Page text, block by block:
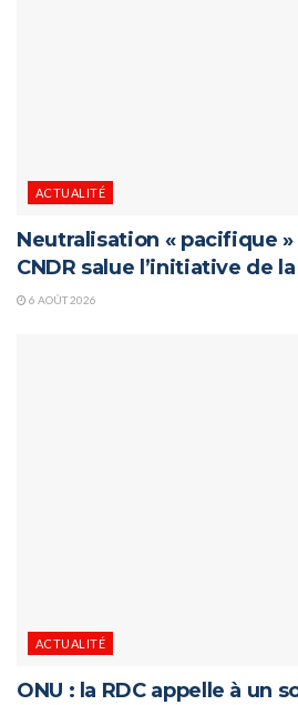
ACTUALITÉ
Neutralisation « pacifique »
CNDR salue l’initiative de la
6 AOÛT 2026
ACTUALITÉ
ONU : la RDC appelle à un